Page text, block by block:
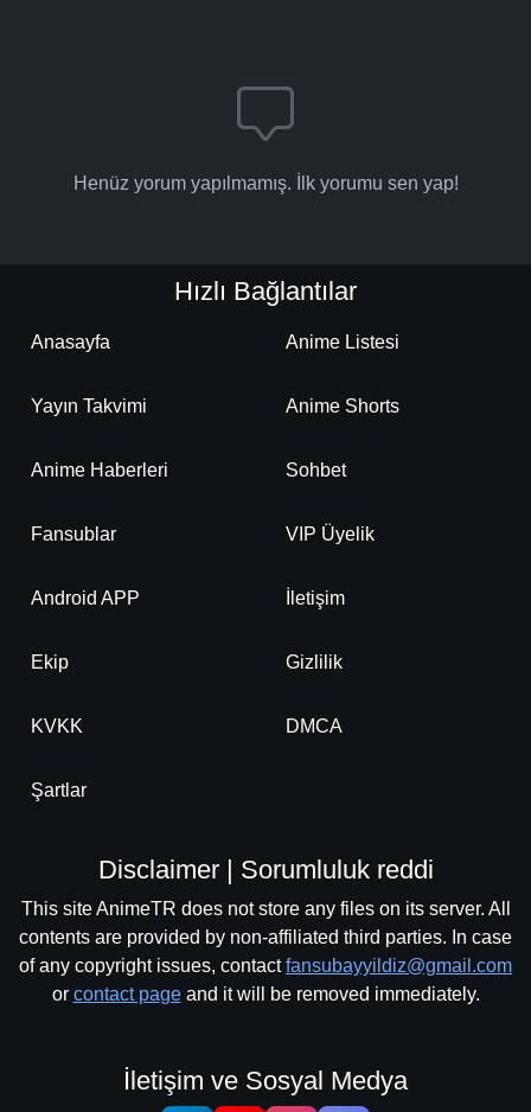
Henüz yorum yapılmamış. İlk yorumu sen yap!
Hızlı Bağlantılar
Anasayfa Anime Listesi
Yayın Takvimi Anime Shorts
Anime Haberleri Sohbet
Fansublar VIP Üyelik
Android APP İletişim
Ekip Gizlilik
KVKK DMCA
Şartlar
Disclaimer | Sorumluluk reddi
This site AnimeTR does not store any files on its server. All
contents are provided by non-affiliated third parties. In case
of any copyright issues, contactfansubayyildiz@gmail.com
or contact pageand it will be removed immediately.
İletişim ve Sosyal Medya